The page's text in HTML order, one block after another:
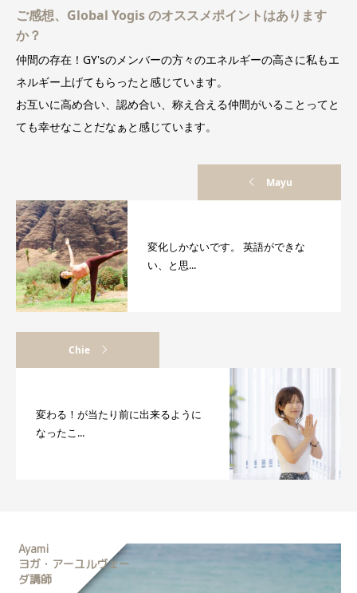
ご感想、Global Yogis のオススメポイントはあります
か？
仲間の存在！GY'sのメンバーの方々のエネルギーの高さに私もエ
ネルギー上げてもらったと感じています。
お互いに高め合い、認め合い、称え合える仲間がいることってと
ても幸せなことだなぁと感じています。
Mayu
変化しかないです。 英語ができな
い、と思...
Chie
変わる！が当たり前に出来るように
なったこ...
Ayami
ヨガ・アーユルヴェー
ダ講師